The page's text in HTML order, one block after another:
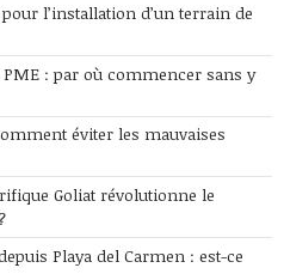
l’installation d’un terrain de
: par où commencer sans y
éviter les mauvaises
Goliat révolutionne le
Playa del Carmen : est-ce